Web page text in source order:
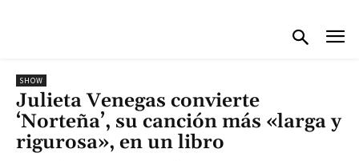
SHOW
Julieta Venegas convierte
‘Norteña’, su canción más «larga y
rigurosa», en un libro